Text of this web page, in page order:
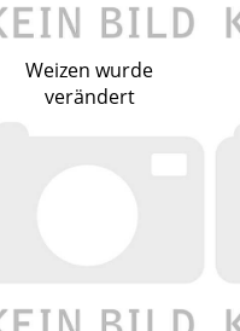
Weizen wurde
verändert